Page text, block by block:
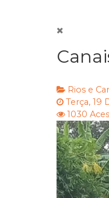
Rios e
Terça, 19
1030